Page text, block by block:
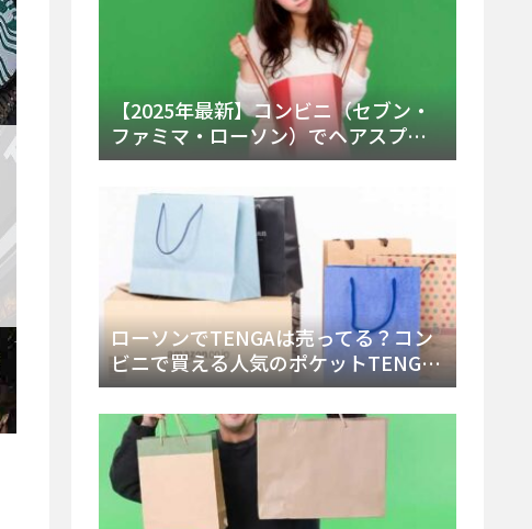
【2025年最新】コンビニ（セブン・
ファミマ・ローソン）でヘアスプレ
ーは売ってる？販売場所と買える種
ローソンでTENGAは売ってる？コン
ビニで買える人気のポケットTENGA
とエッグの取り扱い店舗と陳列場所
を徹底解説！